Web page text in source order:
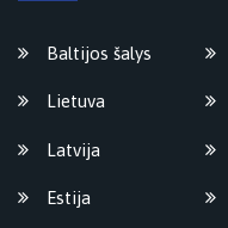
Baltijos šalys
Lietuva
Latvija
Estija